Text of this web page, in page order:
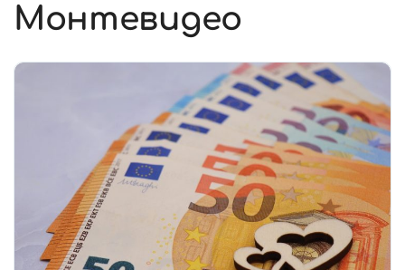
Монтевидео